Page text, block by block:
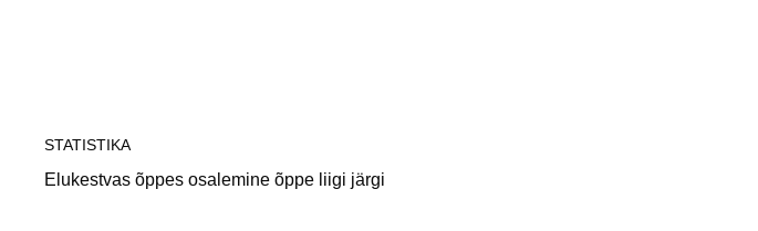
STATISTIKA
Elukestvas õppes osalemine õppe liigi järgi